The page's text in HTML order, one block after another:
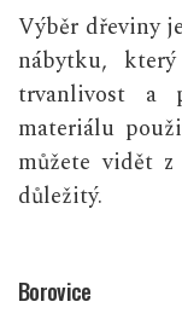
Výběr dřeviny
nábytku,
trvanlivost a
materiálu
můžete vidět
důležitý.
Borovice